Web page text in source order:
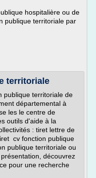
hospitalière ou de
publique territoriale par
territoriale
publique territoriale de
départemental à
les le centre de
outils d'aide à la
: tiret lettre de
cv fonction publique
publique territoriale ou
découvrez
pour une recherche